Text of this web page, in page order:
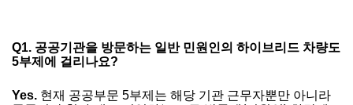
Q1. 공공기관을 방문하는 일반 민원인의 하이브리드 차량도
5부제에 걸리나요?
Yes. 현재 공공부문 5부제는 해당 기관 근무자뿐만 아니라